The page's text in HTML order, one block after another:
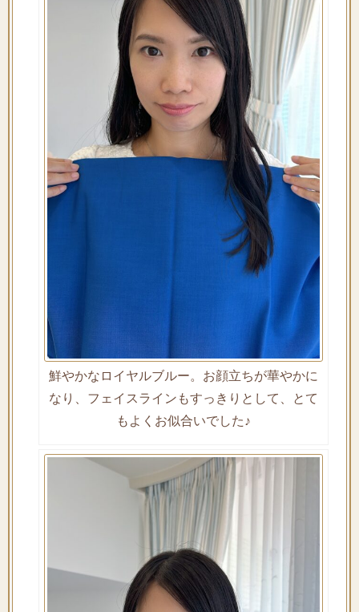
鮮やかなロイヤルブルー。お顔立ちが華やかに
なり、フェイスラインもすっきりとして、とて
もよくお似合いでした♪